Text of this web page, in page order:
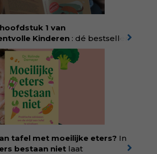
er speelt rond vruchtbaarheid
Koop het boek via
nijgh-van-
in-eigen-buik
1 van
Kinderen : dé bestseller
Eva Bronsveld. In het boek
kinderen vind je 25 jaar
ervaring. Met ruim 50.000
met recht een
Eva veel gezinnen heeft
Ze schrijft met een
op kinderen en veel begrip
Download het hoofdstuk gratis
r?
tafel met moeilijke eters? In
bestaan niet laat